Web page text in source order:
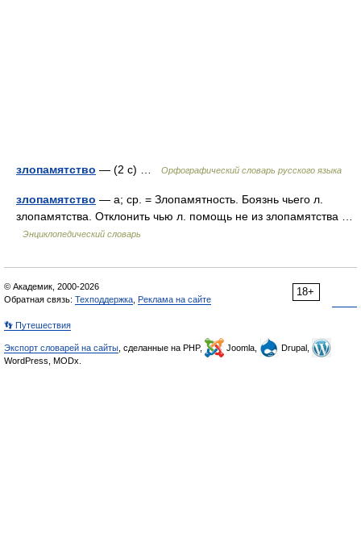
злопамятство — (2 с) … Орфографический словарь русского языка
злопамятство — а; ср. = Злопамятность. Боязнь чьего л.
злопамятства. Отклонить чью л. помощь не из злопамятства …
Энциклопедический словарь
18+
© Академик, 2000-2026
Обратная связь: Техподдержка Реклама на сайте
👣 Путешествия
Экспорт словарей на сайты , сделанные на PHP, Joomla,
Drupal,
WordPress, MODx.